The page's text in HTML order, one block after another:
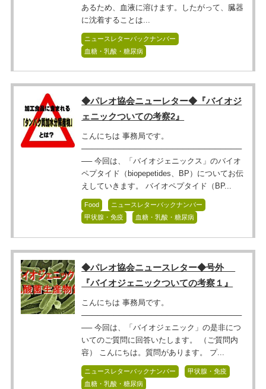
あるため、血液に溶けます。したがって、臓器
に沈着することは...
ニュースレターバックナンバー
血糖・乳酸・糖尿病
◆パレオ協会ニューレター◆『バイオジ
ェニックついての考察2』
こんにちは 事務局です。
──────────────────────────────
── 今回は、「バイオジェニックス」のバイオ
ペプタイド（biopepetides、BP）についてお伝
えしていきます。 バイオペプタイド（BP...
Food
ニュースレターバックナンバー
甲状腺・免疫
血糖・乳酸・糖尿病
◆パレオ協会ニュースレター◆号外
『バイオジェニックついての考察１』
こんにちは 事務局です。
──────────────────────────────
── 今回は、「バイオジェニック」の是非につ
いてのご質問に回答いたします。 （ご質問内
容） こんにちは。質問があります。 プ...
ニュースレターバックナンバー
甲状腺・免疫
血糖・乳酸・糖尿病